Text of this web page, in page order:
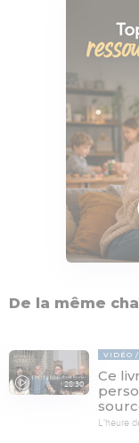
De la même
28:30
VIDÉO
Ce
L'heure